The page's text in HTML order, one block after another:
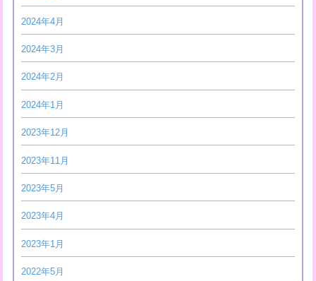
2024年4月
2024年3月
2024年2月
2024年1月
2023年12月
2023年11月
2023年5月
2023年4月
2023年1月
2022年5月